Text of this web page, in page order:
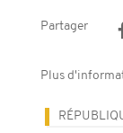
Partager
Plus